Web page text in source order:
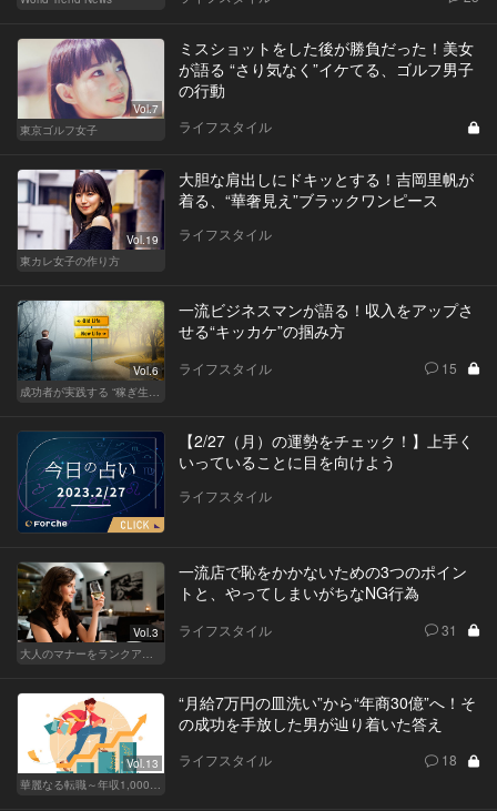
Vol.7
東京ゴルフ女子
ミスショットをした後が勝負だった！美女
が語る “さり気なく”イケてる、ゴルフ男子
の行動
ライフスタイル
Vol.19
東カレ女子の作り方
大胆な肩出しにドキッとする！吉岡里帆が
着る、“華奢見え”ブラックワンピース
ライフスタイル
Vol.6
成功者が実践する “稼ぎ生活”
一流ビジネスマンが語る！収入をアップさ
せる“キッカケ”の掴み方
ライフスタイル 15
【2/27（月）の運勢をチェック！】上手く
いっていることに目を向けよう
ライフスタイル
Vol.3
大人のマナーをランクアップせよ
一流店で恥をかかないための3つのポイン
トと、やってしまいがちなNG行為
ライフスタイル 31
Vol.13
華麗なる転職～年収1,000万超の道～
“月給7万円の皿洗い”から“年商30億”へ！そ
の成功を手放した男が辿り着いた答え
ライフスタイル 18